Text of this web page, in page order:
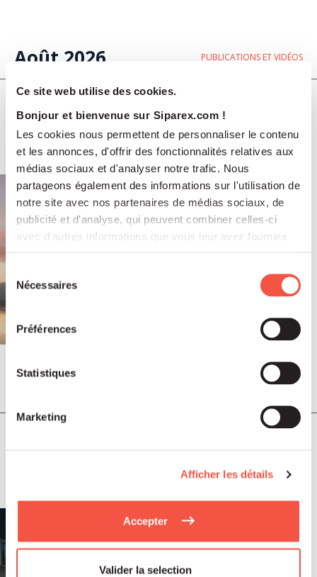
Ce site web utilise des cookies.
Bonjour et bienvenue sur Siparex.com !
Les cookies nous permettent de personnaliser le contenu
et les annonces, d'offrir des fonctionnalités relatives aux
médias sociaux et d'analyser notre trafic. Nous
partageons également des informations sur l'utilisation de
notre site avec nos partenaires de médias sociaux, de
publicité et d'analyse, qui peuvent combiner celles-ci
avec d'autres informations que vous leur avez fournies
du
consentement
Nécessaires
Préférences
Statistiques
Marketing
Afficher les détails
Accepter
Valider la selection
Août 2026 PUBLICATIONS ET VIDÉOS